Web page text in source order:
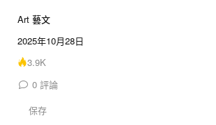
Art 藝文
2025年10月28日
3.9K
0 評論
保存